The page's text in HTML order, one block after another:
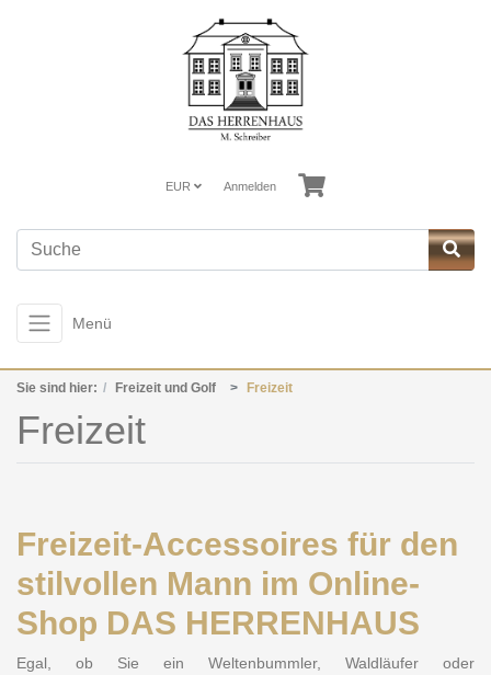
EUR Anmelden
Menü
Sie sind hier: Freizeit und Golf Freizeit
Freizeit
Freizeit-Accessoires für den
stilvollen Mann im Online-
Shop DAS HERRENHAUS
Egal, ob Sie ein Weltenbummler, Waldläufer oder